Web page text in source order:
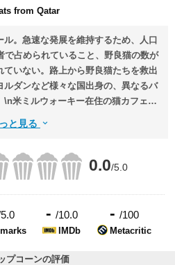
from Qatar
。急速な発展を維持するため、人口
で占められていること、野良猫の数が
いない。路上から野良猫たちを救出
ダンなど様々な国出身の、異なるバ
\n米ミルウォーキー在住の猫カフェ経
訪れる。4日間という限られた時間し
たちを移送するにあたっての意義深く
と見る
0.0/5.0
- /10.0
IMDb
-/100
Metacritic
プコーンの評価